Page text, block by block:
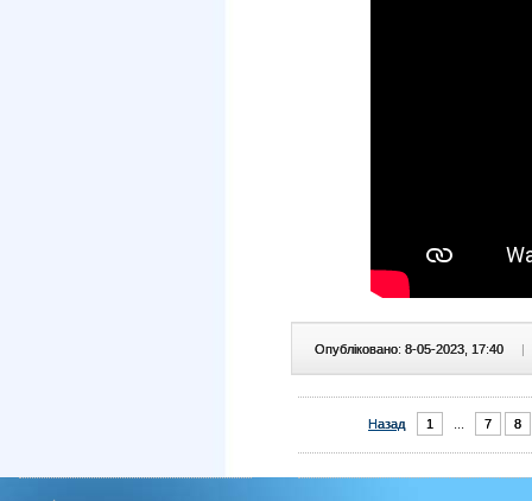
Опубліковано: 8-05-2023, 17:40 |
Назад 1 7 8